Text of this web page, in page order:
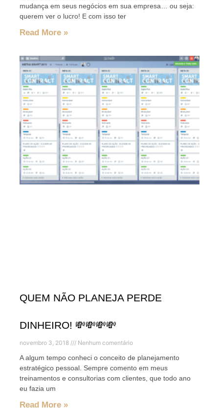
mudança em seus negócios em sua empresa… ou seja:
querem ver o lucro! E com isso ter
Read More »
QUEM NÃO PLANEJA PERDE
DINHEIRO! 💸💸💸💸
novembro 3, 2018 Nenhum comentário
A algum tempo conheci o conceito de planejamento
estratégico pessoal. Sempre comento em meus
treinamentos e consultorias com clientes, que todo ano
eu fazia um
Read More »